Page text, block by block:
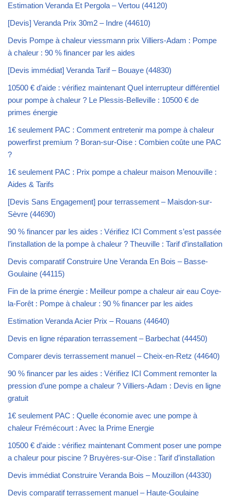
Estimation Veranda Et Pergola – Vertou (44120)
[Devis] Veranda Prix 30m2 – Indre (44610)
Devis Pompe à chaleur viessmann prix Villiers-Adam : Pompe
à chaleur : 90 % financer par les aides
[Devis immédiat] Veranda Tarif – Bouaye (44830)
10500 € d’aide : vérifiez maintenant Quel interrupteur différentiel
pour pompe à chaleur ? Le Plessis-Belleville : 10500 € de
primes énergie
1€ seulement PAC : Comment entretenir ma pompe à chaleur
powerfirst premium ? Boran-sur-Oise : Combien coûte une PAC
?
1€ seulement PAC : Prix pompe a chaleur maison Menouville :
Aides & Tarifs
[Devis Sans Engagement] pour terrassement – Maisdon-sur-
Sèvre (44690)
90 % financer par les aides : Vérifiez ICI Comment s’est passée
l’installation de la pompe à chaleur ? Theuville : Tarif d’installation
Devis comparatif Construire Une Veranda En Bois – Basse-
Goulaine (44115)
Fin de la prime énergie : Meilleur pompe a chaleur air eau Coye-
la-Forêt : Pompe à chaleur : 90 % financer par les aides
Estimation Veranda Acier Prix – Rouans (44640)
Devis en ligne réparation terrassement – Barbechat (44450)
Comparer devis terrassement manuel – Cheix-en-Retz (44640)
90 % financer par les aides : Vérifiez ICI Comment remonter la
pression d’une pompe a chaleur ? Villiers-Adam : Devis en ligne
gratuit
1€ seulement PAC : Quelle économie avec une pompe à
chaleur Frémécourt : Avec la Prime Energie
10500 € d’aide : vérifiez maintenant Comment poser une pompe
a chaleur pour piscine ? Bruyères-sur-Oise : Tarif d’installation
Devis immédiat Construire Veranda Bois – Mouzillon (44330)
Devis comparatif terrassement manuel – Haute-Goulaine